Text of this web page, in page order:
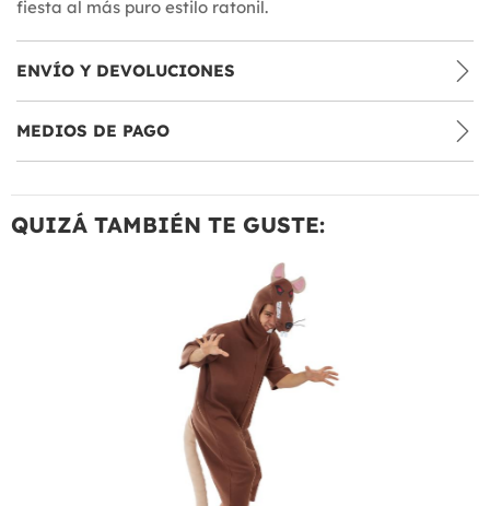
fiesta al más puro estilo ratonil.
ENVÍO Y DEVOLUCIONES
MEDIOS DE PAGO
QUIZÁ TAMBIÉN TE GUSTE: